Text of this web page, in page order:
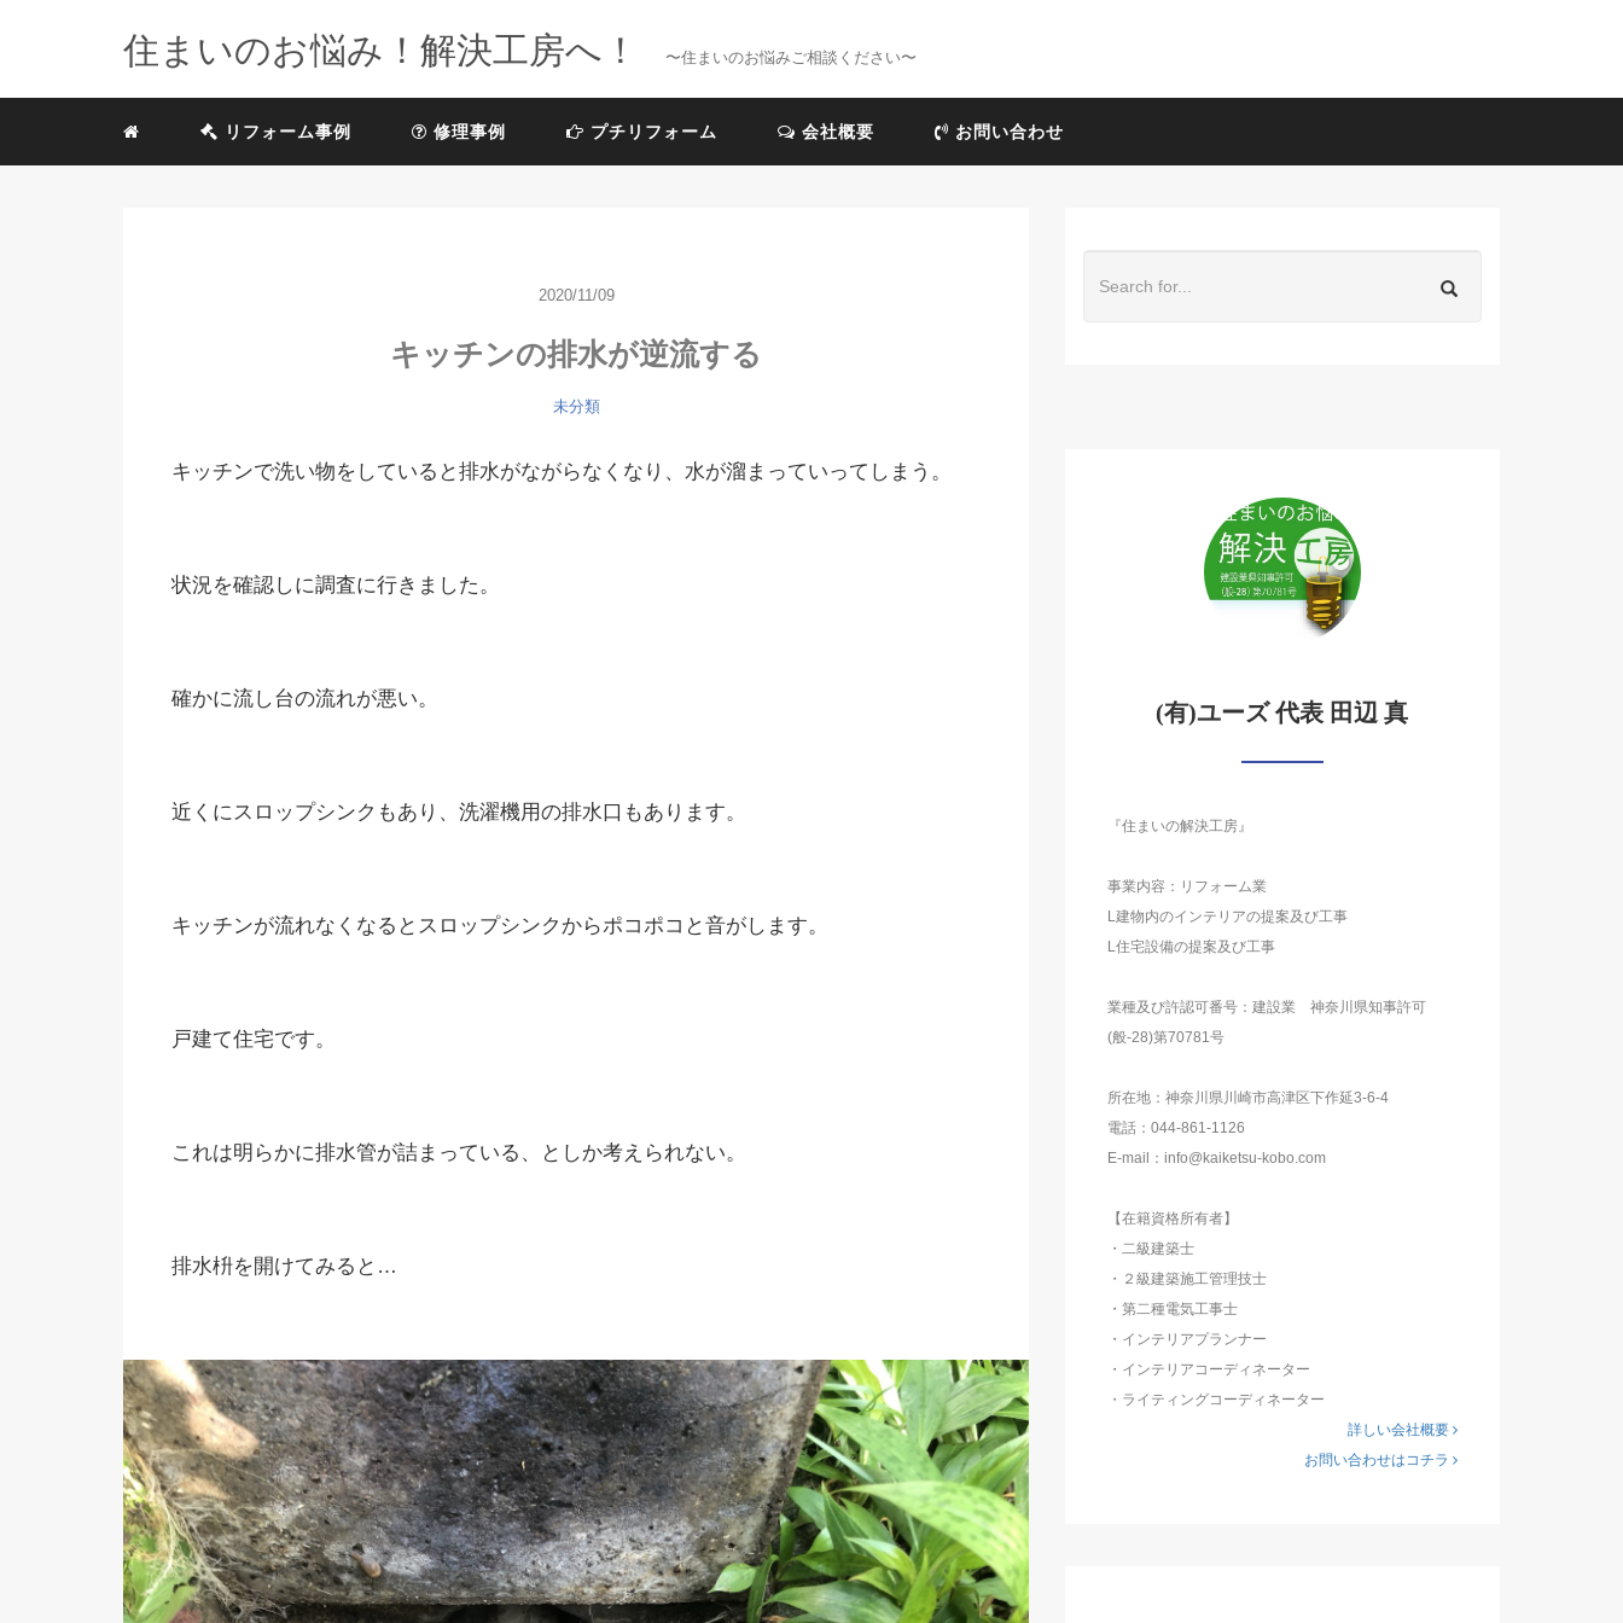
住まいのお悩み！解決工房へ！ 〜住まいのお悩みご相談ください〜
リフォーム事例 修理事例 プチリフォーム 会社概要 お問い合わせ
2020/11/09
キッチンの排水が逆流する
未分類
キッチンで洗い物をしていると排水がながらなくなり、水が溜まっていってしまう。
状況を確認しに調査に行きました。
確かに流し台の流れが悪い。
近くにスロップシンクもあり、洗濯機用の排水口もあります。
キッチンが流れなくなるとスロップシンクからポコポコと音がします。
戸建て住宅です。
これは明らかに排水管が詰まっている、としか考えられない。
排水枡を開けてみると…
(有)ユーズ 代表 田辺 真
『住まいの解決工房』
事業内容：リフォーム業
L建物内のインテリアの提案及び工事
L住宅設備の提案及び工事
業種及び許認可番号：建設業 神奈川県知事許可
(般-28)第70781号
所在地：神奈川県川崎市高津区下作延3-6-4
電話：044-861-1126
E-mail：info@kaiketsu-kobo.com
【在籍資格所有者】
・二級建築士
・２級建築施工管理技士
・第二種電気工事士
・インテリアプランナー
・インテリアコーディネーター
・ライティングコーディネーター
詳しい会社概要
お問い合わせはコチラ